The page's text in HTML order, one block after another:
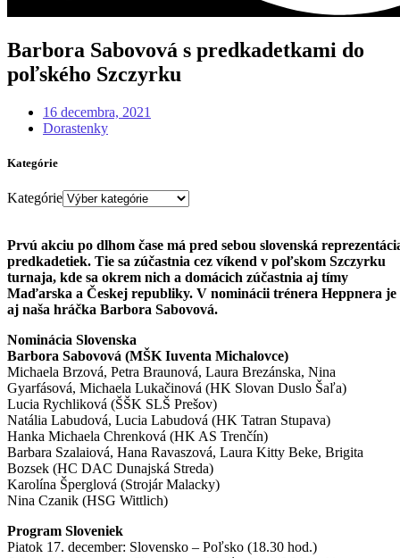
Barbora Sabovová s predkadetkami do
poľského Szczyrku
16 decembra, 2021
Dorastenky
Kategórie
Kategórie
Prvú akciu po dlhom čase má pred sebou slovenská
predkadetiek. Tie sa zúčastnia cez víkend v poľskom Szczyrku
turnaja, kde sa okrem nich a domácich zúčastnia aj tímy
Maďarska a Českej republiky. V nominácii trénera Heppnera je
aj naša hráčka Barbora Sabovová.
Nominácia Slovenska
Barbora Sabovová (MŠK Iuventa Michalovce)
Michaela Brzová, Petra Braunová, Laura Brezánska, Nina
Gyarfásová, Michaela Lukačinová (HK Slovan Duslo Šaľa)
Lucia Rychliková (ŠŠK SLŠ Prešov)
Natália Labudová, Lucia Labudová (HK Tatran Stupava)
Hanka Michaela Chrenková (HK AS Trenčín)
Barbara Szalaiová, Hana Ravaszová, Laura Kitty Beke, Brigita
Bozsek (HC DAC Dunajská Streda)
Karolína Šperglová (Strojár Malacky)
Nina Czanik (HSG Wittlich)
Program Sloveniek
Piatok 17. december: Slovensko – Poľsko (18.30 hod.)